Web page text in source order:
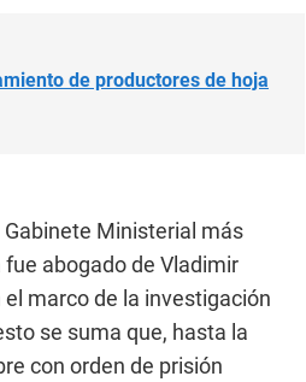
de productores de hoja
Ministerial más
abogado de Vladimir
el marco de la investigación
se suma que, hasta la
con orden de prisión